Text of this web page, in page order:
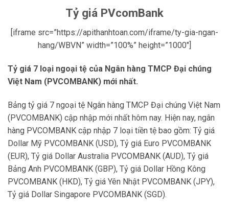
Tỷ giá PVcomBank
[iframe src=”https://apithanhtoan.com/iframe/ty-gia-ngan-
hang/WBVN” width=”100%” height=”1000″]
Tỷ giá 7 loại ngoại tệ của Ngân hàng TMCP Đại chúng
Việt Nam (PVCOMBANK) mới nhất.
Bảng tỷ giá 7 ngoại tệ Ngân hàng TMCP Đại chúng Việt Nam
(PVCOMBANK) cập nhập mới nhất hôm nay. Hiện nay, ngân
hàng PVCOMBANK cập nhập 7 loại tiền tệ bao gồm: Tỷ giá
Dollar Mỹ PVCOMBANK (USD), Tỷ giá Euro PVCOMBANK
(EUR), Tỷ giá Dollar Australia PVCOMBANK (AUD), Tỷ giá
Bảng Anh PVCOMBANK (GBP), Tỷ giá Dollar Hồng Kông
PVCOMBANK (HKD), Tỷ giá Yên Nhật PVCOMBANK (JPY),
Tỷ giá Dollar Singapore PVCOMBANK (SGD).